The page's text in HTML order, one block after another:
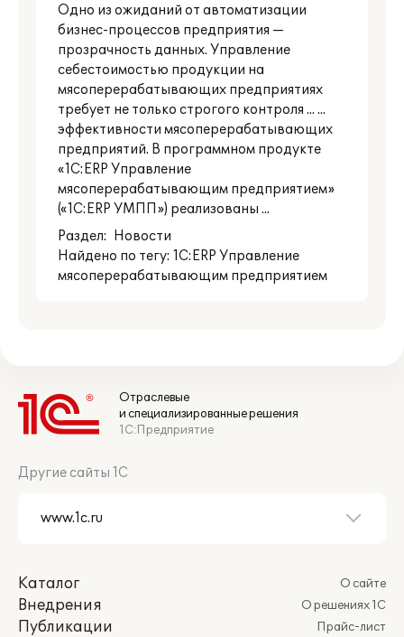
Одно из ожиданий от автоматизации
бизнес-процессов предприятия —
прозрачность данных. Управление
себестоимостью продукции на
мясоперерабатывающих предприятиях
требует не только строгого контроля ... ...
эффективности мясоперерабатывающих
предприятий. В программном продукте
«1С:ERP Управление
мясоперерабатывающим предприятием»
(«1С:ERP УМПП») реализованы ...
Раздел:
Новости
Найдено по тегу: 1С:ERP Управление
мясоперерабатывающим предприятием
Отраслевые
и специализированные решения
1С:Предприятие
Другие сайты 1С
Каталог
Внедрения
Публикации
О сайте
О решениях 1С
Прайс-лист